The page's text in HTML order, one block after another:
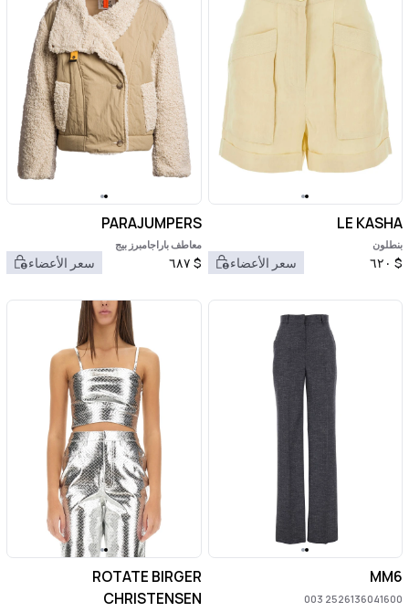
LE KASHA
بنطلون
$ ٦٢٠ سعر الأعضاء
PARAJUMPERS
معاطف باراجامبرز بيج
$ ٦٨٧ سعر الأعضاء
MM6
2526136041600 003
ROTATE BIRGER
CHRISTENSEN